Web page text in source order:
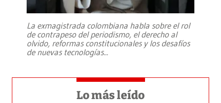
La exmagistrada colombiana habla sobre el rol
de contrapeso del periodismo, el derecho al
olvido, reformas constitucionales y los desafíos
de nuevas tecnologías...
Lo más leído